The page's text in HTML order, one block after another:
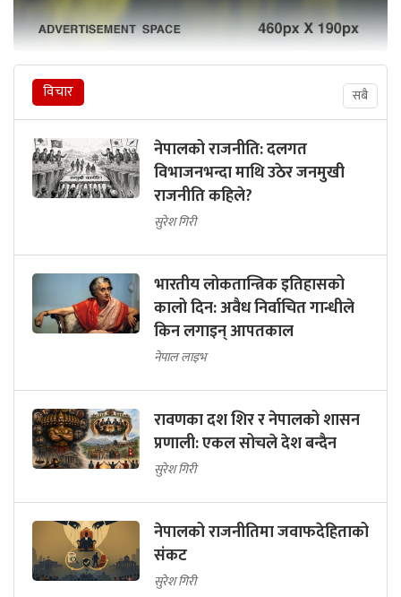
विचार सबै
नेपालको राजनीति: दलगत
विभाजनभन्दा माथि उठेर जनमुखी
राजनीति कहिले?
सुरेश गिरी
भारतीय लोकतान्त्रिक इतिहासको
कालो दिन: अवैध निर्वाचित गान्धीले
किन लगाइन् आपतकाल
नेपाल लाइभ
रावणका दश शिर र नेपालको शासन
प्रणाली: एकल सोचले देश बन्दैन
सुरेश गिरी
नेपालको राजनीतिमा जवाफदेहिताको
संकट
सुरेश गिरी